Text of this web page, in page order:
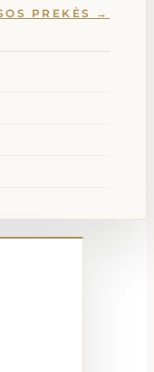
PREKĖS →